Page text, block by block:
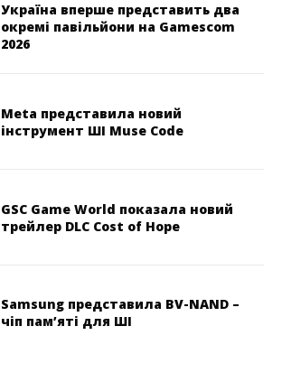
Україна вперше представить два
окремі павільйони на Gamescom
2026
Meta представила новий
інструмент ШІ Muse Code
GSC Game World показала новий
трейлер DLC Cost of Hope
Samsung представила BV-NAND –
чіп пам’яті для ШІ